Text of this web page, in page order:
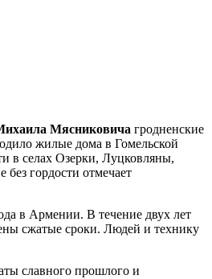
Мясниковича гродненские
жилые дома в Гомельской
в селах Озерки, Луцковляны,
без гордости отмечает
в Армении. В течение двух лет
сжатые сроки. Людей и технику
славного прошлого и